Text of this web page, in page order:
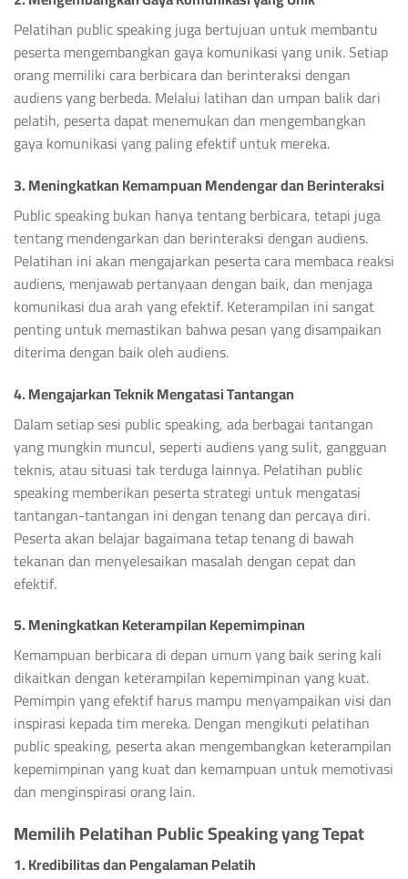
Pelatihan public speaking juga bertujuan untuk membantu
peserta mengembangkan gaya komunikasi yang unik. Setiap
orang memiliki cara berbicara dan berinteraksi dengan
audiens yang berbeda. Melalui latihan dan umpan balik dari
pelatih, peserta dapat menemukan dan mengembangkan
gaya komunikasi yang paling efektif untuk mereka.
3. Meningkatkan Kemampuan Mendengar dan Berinteraksi
Public speaking bukan hanya tentang berbicara, tetapi juga
tentang mendengarkan dan berinteraksi dengan audiens.
Pelatihan ini akan mengajarkan peserta cara membaca reaksi
audiens, menjawab pertanyaan dengan baik, dan menjaga
komunikasi dua arah yang efektif. Keterampilan ini sangat
penting untuk memastikan bahwa pesan yang disampaikan
diterima dengan baik oleh audiens.
4. Mengajarkan Teknik Mengatasi Tantangan
Dalam setiap sesi public speaking, ada berbagai tantangan
yang mungkin muncul, seperti audiens yang sulit, gangguan
teknis, atau situasi tak terduga lainnya. Pelatihan public
speaking memberikan peserta strategi untuk mengatasi
tantangan-tantangan ini dengan tenang dan percaya diri.
Peserta akan belajar bagaimana tetap tenang di bawah
tekanan dan menyelesaikan masalah dengan cepat dan
efektif.
5. Meningkatkan Keterampilan Kepemimpinan
Kemampuan berbicara di depan umum yang baik sering kali
dikaitkan dengan keterampilan kepemimpinan yang kuat.
Pemimpin yang efektif harus mampu menyampaikan visi dan
inspirasi kepada tim mereka. Dengan mengikuti pelatihan
public speaking, peserta akan mengembangkan keterampilan
kepemimpinan yang kuat dan kemampuan untuk memotivasi
dan menginspirasi orang lain.
Memilih Pelatihan Public Speaking yang Tepat
1. Kredibilitas dan Pengalaman Pelatih